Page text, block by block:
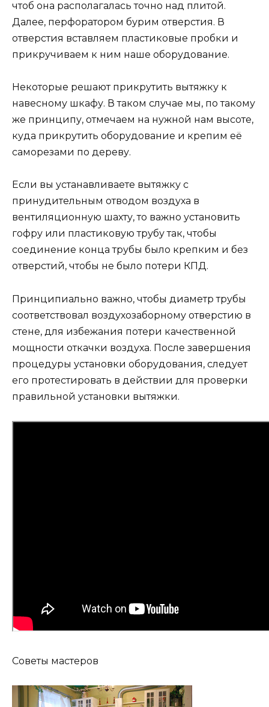
чтоб она располагалась точно над плитой.
Далее, перфоратором бурим отверстия. В
отверстия вставляем пластиковые пробки и
прикручиваем к ним наше оборудование.
Некоторые решают прикрутить вытяжку к
навесному шкафу. В таком случае мы, по такому
же принципу, отмечаем на нужной нам высоте,
куда прикрутить оборудование и крепим её
саморезами по дереву.
Если вы устанавливаете вытяжку с
принудительным отводом воздуха в
вентиляционную шахту, то важно установить
гофру или пластиковую трубу так, чтобы
соединение конца трубы было крепким и без
отверстий, чтобы не было потери КПД.
Принципиально важно, чтобы диаметр трубы
соответствовал воздухозаборному отверстию в
стене, для избежания потери качественной
мощности откачки воздуха. После завершения
процедуры установки оборудования, следует
его протестировать в действии для проверки
правильной установки вытяжки.
Советы мастеров